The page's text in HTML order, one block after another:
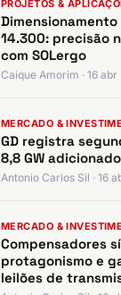
PROJETOS &
14.300: precisão
com SOLergo
Caique Amorim · 16 abr
MERCADO &
GD registra
8,8 GW
Antonio Carlos Sil · 16
MERCADO &
Compensadores
protagonismo e
leilões de